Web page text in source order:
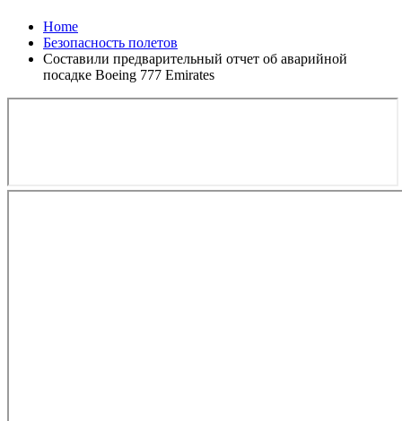
Home
Безопасность полетов
Составили предварительный отчет об аварийной
посадке Boeing 777 Emirates